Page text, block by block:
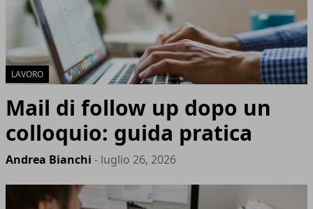
LAVORO
Mail di follow up dopo un
colloquio: guida pratica
Andrea Bianchi - luglio 26, 2026